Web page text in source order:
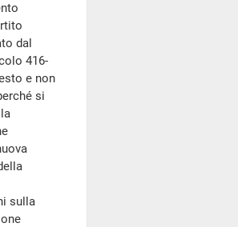
dal
416-
e non
si
sulla